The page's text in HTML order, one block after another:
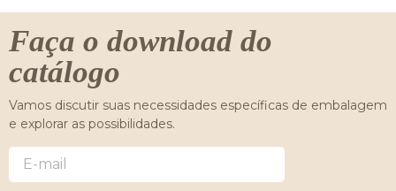
Faça o download do
catálogo
Vamos discutir suas necessidades específicas de embalagem
e explorar as possibilidades.